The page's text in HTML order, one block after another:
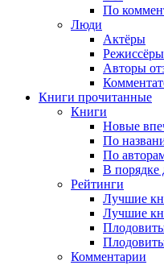
По
Люди
Актёры
Режиссёры
Авторы
Книги прочитанные
Книги
Новые
По
По
В порядке
Рейтинги
Лучшие
Лучшие
Комментарии